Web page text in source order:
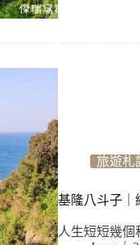
旅遊札
基隆八斗子｜
人生短短幾